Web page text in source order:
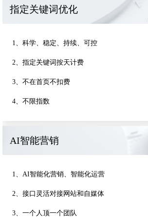
指定关键词优化
1、科学、稳定、持续、可控
2、指定关键词按天计费
3、不在首页不扣费
4、不限指数
AI智能营销
1、AI智能化营销、智能化运营
2、接口灵活对接网站和自媒体
3、一个人顶一个团队